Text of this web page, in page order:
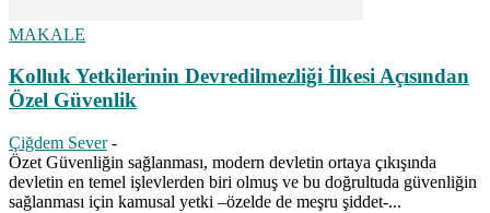
MAKALE
Kolluk Yetkilerinin Devredilmezliği İlkesi Açısından
Özel Güvenlik
Çiğdem Sever -
Özet Güvenliğin sağlanması, modern devletin ortaya çıkışında
devletin en temel işlevlerden biri olmuş ve bu doğrultuda güvenliğin
sağlanması için kamusal yetki –özelde de meşru şiddet-...